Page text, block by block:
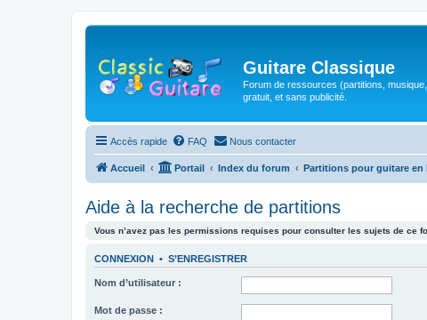
Guitare Classique
Forum de ressources (partitions,
gratuit, et sans publicité.
Accès rapide FAQ Nous contacter
Accueil Portail Index du forum Partitions pour guitare en
Aide à la recherche de partitions
Vous n’avez pas les permissions requises pour consulter les sujets de ce
CONNEXION • S’ENREGISTRER
Nom d’utilisateur :
Mot de passe :